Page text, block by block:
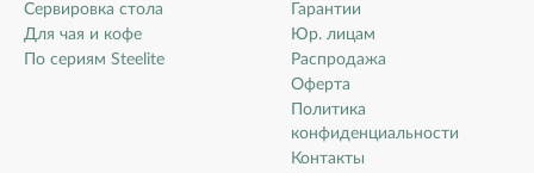
Сервировка стола
Для чая и кофе
По сериям Steelite
Гарантии
Юр. лицам
Распродажа
Оферта
Политика
конфиденциальности
Контакты